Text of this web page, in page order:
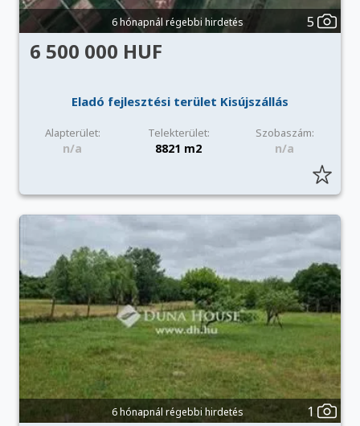
6 hónapnál régebbi hirdetés 5
6 500 000 HUF
Eladó fejlesztési terület Kisújszállás
Alapterület: Telekterület: Szobaszám:
n/a 8821 m2 n/a
6 hónapnál régebbi hirdetés 1